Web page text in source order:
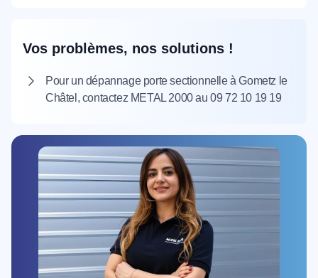
Vos problèmes, nos solutions !
Pour un dépannage porte sectionnelle à Gometz le
Châtel, contactez METAL 2000 au 09 72 10 19 19